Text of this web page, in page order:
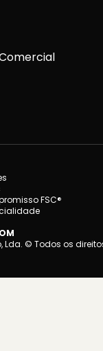
FSC®
Lda. © Todos os